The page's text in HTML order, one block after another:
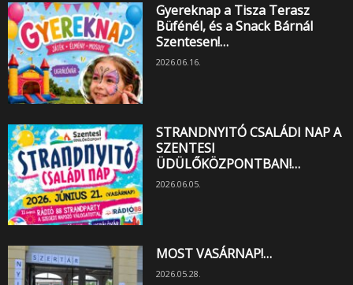
Gyereknap a Tisza Terasz
Büfénél, és a Snack Bárnál
Szentesen!…
2026.06.16.
STRANDNYITÓ CSALÁDI NAP A
SZENTESI
ÜDÜLŐKÖZPONTBAN!…
2026.06.05.
MOST VASÁRNAP!…
2026.05.28.